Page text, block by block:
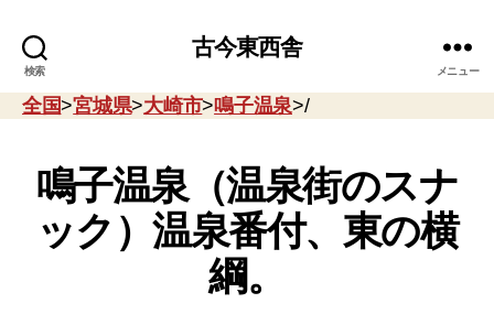
検索
古今東西舎
メニュー
全国>宮城県>大崎市>鳴子温泉>/
鳴子温泉（温泉街のスナ
ック）温泉番付、東の横
綱。